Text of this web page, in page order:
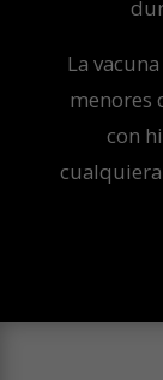
La
menores
con